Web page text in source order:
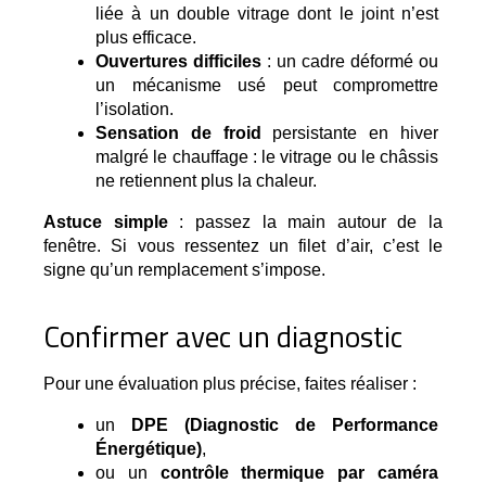
liée à un double vitrage dont le joint n’est
plus efficace.
Ouvertures difficiles : un cadre déformé ou
un mécanisme usé peut compromettre
l’isolation.
Sensation de froid
persistante en hiver
malgré le chauffage : le vitrage ou le châssis
ne retiennent plus la chaleur.
Astuce simple: passez la main autour de la
fenêtre. Si vous ressentez un filet d’air, c’est le
signe qu’un remplacement s’impose.
Confirmer avec un diagnostic
Pour une évaluation plus précise, faites réaliser :
un
DPE (Diagnostic de Performance
Énergétique),
ou un contrôle thermique par caméra